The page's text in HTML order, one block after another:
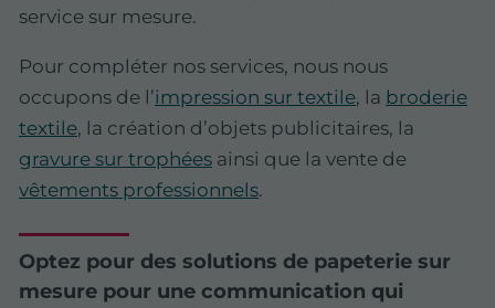
service sur mesure.
Pour compléter nos services, nous nous
occupons de l’impression sur textile, la broderie
textile, la création d’objets publicitaires, la
gravure sur trophées ainsi que la vente de
vêtements professionnels.
Optez pour des solutions de papeterie sur
mesure pour une communication qui